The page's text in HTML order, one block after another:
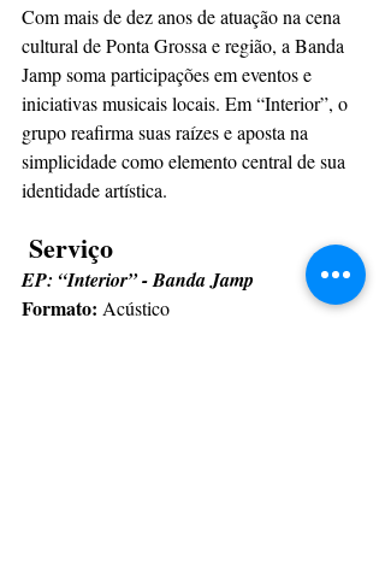
Com mais de dez anos de atuação na cena
cultural de Ponta Grossa e região, a Banda
Jamp soma participações em eventos e
iniciativas musicais locais. Em “Interior”, o
grupo reafirma suas raízes e aposta na
simplicidade como elemento central de sua
identidade artística.
Serviço
EP: “Interior” - Banda Jamp
Formato: Acústico